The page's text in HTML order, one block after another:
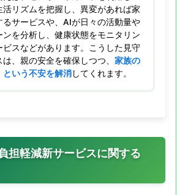
活リズムを把握し、異変があれば家
るサービスや、AIが日々の活動量や
ンを分析し、健康状態をモニタリン
ビスなどがあります。こうした見守
は、親の安全を確保しつつ、 家族の
という不安を解消してくれます。
担軽減新サービスに関する